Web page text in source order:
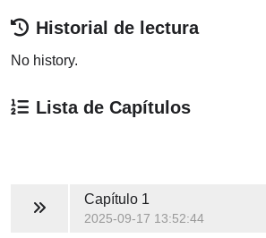
Historial de lectura
No history.
Lista de Capítulos
Capítulo 1
2025-09-17 13:52:44